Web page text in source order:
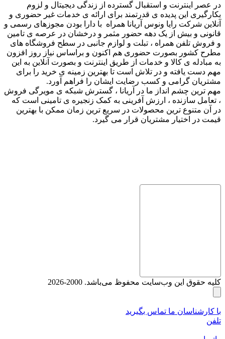
در عصر اینترنت و استقبال گسترده از زندگی دیجیتال و لزوم
بکارگیری این پدیده ی قدرتمند برای ارائه ی خدمات غیر حضوری و
آنلاین شرکت رایا ونوس آریانا همراه با دارا بودن مجوزهای رسمی و
قانونی و بیش از یک دهه حضور مثمر و درخشان در عرصه ی تامین
و فروش تلفن همراه ، تبلت و لوازم جانبی در سطح فروشگاه های
مطرح کشور بصورت حضوری هم اکنون و براساس نیاز روز افزون
به مبادله ی کالا و خدمات از طریق اینترنت و بصورت آنلاین به این
مهم دست یافته و در تلاش است تا بهترین زمینه ی خرید را برای
مشتریان گرامی و کسب رضایت ایشان را فراهم آورد.
مهم ترین چشم انداز ما در آریانا ، گسترش شبکه ی مویرگی فروش
، تعامل سازنده ، ارزش آفرینی به کمک زنجیره ی تامینی است که
در آن متنوع ترین محصولات در سریع ترین زمان ممکن با بهترین
قیمت در اختیار مشتریان قرار می گیرد.
کلیه حقوق این وب‌سایت محفوظ می‌باشد. 2000-2026
با کارشناسان ما تماس بگیرید
تلفن